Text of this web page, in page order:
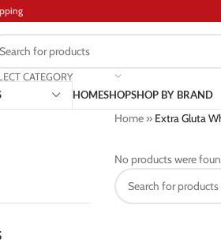
CATEGORY
HOMESHOPSHOP BY BRAND
Home» Extra Gluta
No products were